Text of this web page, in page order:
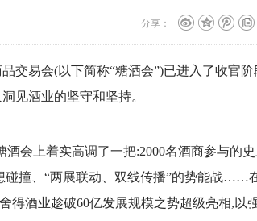
分享：
交易会(以下简称“糖酒会”)已进入了收官阶
见酒业的坚守和坚持。
酒会上着实高调了一把:2000名酒商参与的
碰撞、“两展联动、双线传播”的势能战……
得酒业趁破60亿发展规模之势超级亮相,以